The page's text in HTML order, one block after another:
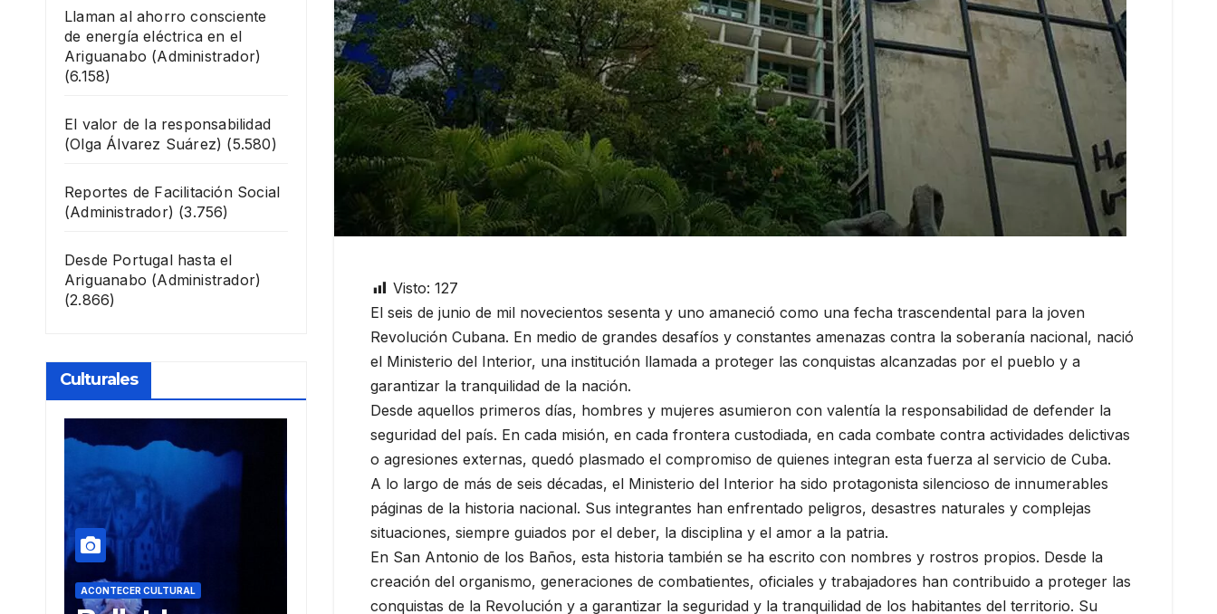
Llaman al ahorro consciente
de energía eléctrica en el
Ariguanabo (Administrador)
(6.158)
El valor de la responsabilidad
(Olga Álvarez Suárez) (5.580)
Reportes de Facilitación Social
(Administrador) (3.756)
Desde Portugal hasta el
Ariguanabo (Administrador)
(2.866)
Culturales
ACONTECER CULTURAL ACONTECER CULTURAL ACONTECER CULTURAL
Visto: 127
El seis de junio de mil novecientos sesenta y uno amaneció como una fecha trascendental para la joven
Revolución Cubana. En medio de grandes desafíos y constantes amenazas contra la soberanía nacional, nació
el Ministerio del Interior, una institución llamada a proteger las conquistas alcanzadas por el pueblo y a
garantizar la tranquilidad de la nación.
Desde aquellos primeros días, hombres y mujeres asumieron con valentía la responsabilidad de defender la
seguridad del país. En cada misión, en cada frontera custodiada, en cada combate contra actividades delictivas
o agresiones externas, quedó plasmado el compromiso de quienes integran esta fuerza al servicio de Cuba.
A lo largo de más de seis décadas, el Ministerio del Interior ha sido protagonista silencioso de innumerables
páginas de la historia nacional. Sus integrantes han enfrentado peligros, desastres naturales y complejas
situaciones, siempre guiados por el deber, la disciplina y el amor a la patria.
En San Antonio de los Baños, esta historia también se ha escrito con nombres y rostros propios. Desde la
creación del organismo, generaciones de combatientes, oficiales y trabajadores han contribuido a proteger las
conquistas de la Revolución y a garantizar la seguridad y la tranquilidad de los habitantes del territorio. Su